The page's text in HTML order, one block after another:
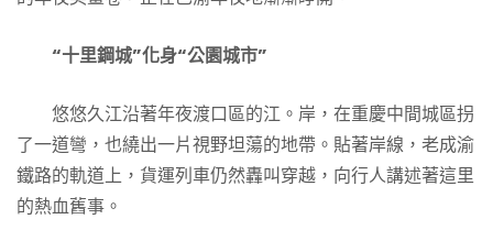
“十里鋼城”化身“公園城市”
悠悠久江沿著年夜渡口區的江。岸，在重慶中間城區拐
了一道彎，也繞出一片視野坦蕩的地帶。貼著岸線，老成渝
鐵路的軌道上，貨運列車仍然轟叫穿越，向行人講述著這里
的熱血舊事。